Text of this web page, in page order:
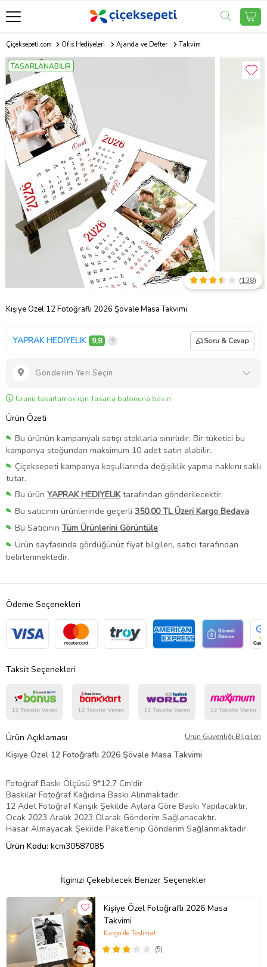
Çiçeksepeti.com Ofis Hediyeleri Ajanda ve Defter Takvim
TASARLANABİLİR
Kişiye Özel 12 Fotoğraflı 2026 Şövale Masa Takvimi
(138)
YAPRAK HEDIYELIK 9,8 Soru & Cevap
Gönderim Yeri Seçin
Ürünü tasarlamak için Tasarla butonuna basın.
Ürün Özeti
Bu ürünün kampanyalı satışı stoklarla sınırlıdır. Bir tüketici bu
kampanya stoğundan maksimum 10 adet satın alabilir.
Çiçeksepeti kampanya koşullarında değişiklik yapma hakkını saklı
tutar.
Bu ürün YAPRAK HEDIYELIKtarafından gönderilecektir.
Bu satıcının ürünlerinde geçerli 350,00 TL Üzeri Kargo Bedava
Bu Satıcının Tüm Ürünlerini Görüntüle
Ürün sayfasında gördüğünüz fiyat bilgileri, satıcı tarafından
belirlenmektedir.
Ödeme Seçenekleri
Taksit Seçenekleri
Ürün Açıklaması Ürün Güvenliği Bilgileri
Kişiye Özel 12 Fotoğraflı 2026 Şövale Masa Takvimi
Fotoğraf Baskı Ölçüsü 9*12,7 Cm'dir
Baskılar Fotoğraf Kağıdına Baskı Alınmaktadır.
12 Adet Fotoğraf Karışık Şekilde Aylara Göre Baskı Yapılacaktır.
Ocak 2023 Aralık 2023 Olarak Gönderim Sağlanacaktır.
Hasar Almayacak Şekilde Paketlenip Gönderim Sağlanmaktadır.
Ürün Kodu: kcm30587085
İlginizi Çekebilecek Benzer Seçenekler
Kişiye Özel Fotoğraflı 2026 Masa
Takvimi
(5)
Kargo ile Teslimat